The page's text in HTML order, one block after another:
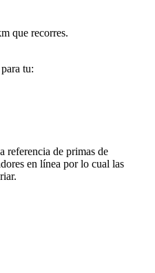
que recorres.
tu:
referencia de primas de
en línea por lo cual las